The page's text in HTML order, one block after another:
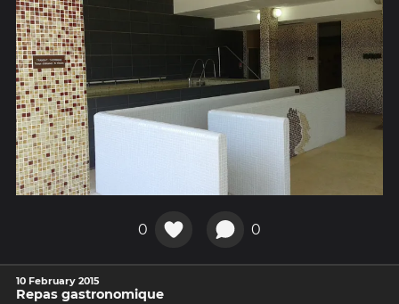
0 0
10 February 2015
Repas gastronomique